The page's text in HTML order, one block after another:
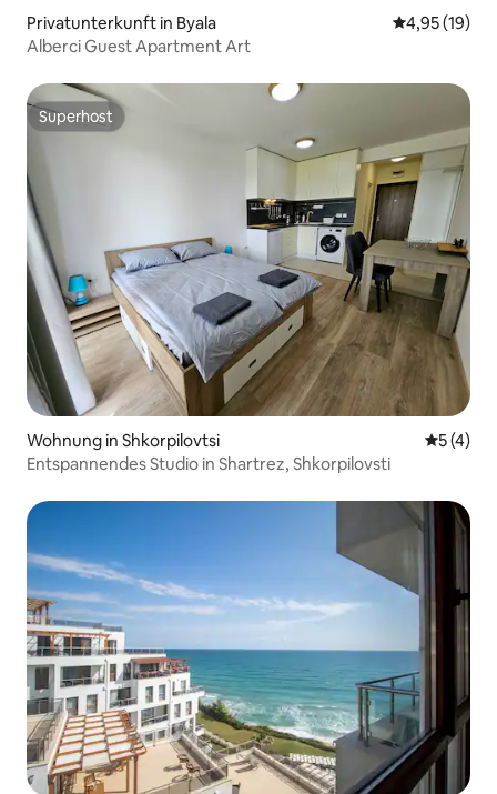
Privatunterkunft in Byala
4,95 (19)
Alberci Guest Apartment Art
Superhost
Superhost
Wohnung in Shkorpilovtsi
5 (4)
Entspannendes Studio in Shartrez, Shkorpilovsti